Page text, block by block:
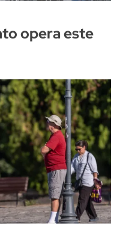
opera este